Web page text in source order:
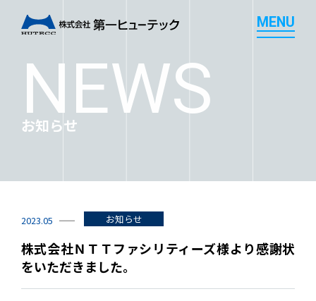
M ENU
NEWS
お知らせ
2023.05 お知らせ
株式会社ＮＴＴファシリティーズ様より感謝状
をいただきました。